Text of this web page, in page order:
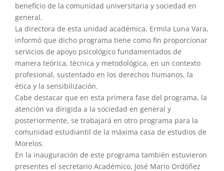
beneficio de la comunidad universitaria y sociedad en
general.
La directora de esta unidad académica, Ermila Luna Vara,
informó que dicho programa tiene como fin proporcionar
servicios de apoyo psicológico fundamentados de
manera teórica, técnica y metodológica, en un contexto
profesional, sustentado en los derechos humanos, la
ética y la sensibilización.
Cabe destacar que en esta primera fase del programa, la
atención va dirigida a la sociedad en general y
posteriormente, se trabajará en otro programa para la
comunidad estudiantil de la máxima casa de estudios de
Morelos.
En la inauguración de este programa también estuvieron
presentes el secretario Académico, José Mario Ordóñez